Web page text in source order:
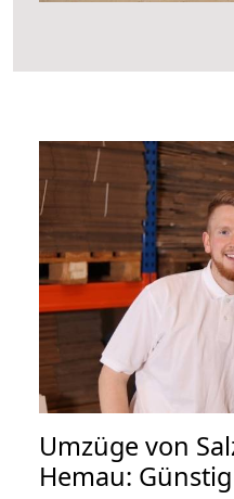
Umzüge von
Hemau: